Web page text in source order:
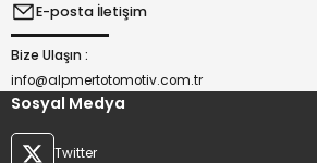
E-posta İletişim
Bize Ulaşın :
info@alpmertotomotiv.com.tr
Sosyal Medya
Twitter